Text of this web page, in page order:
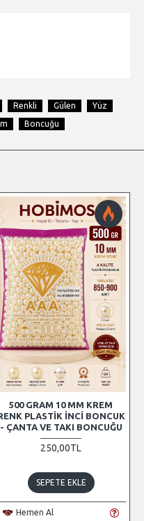
Renkli Gülen Yüz
Boncuğu
500 GRAM 10 MM KREM
PLASTIK İNCI BONCUK
- ÇANTA VE TAKI BONCUĞU
250,00TL
SEPETE EKLE
Hemen Al